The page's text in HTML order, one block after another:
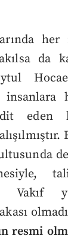
da
insanlara
eden
Vakıf
resmi